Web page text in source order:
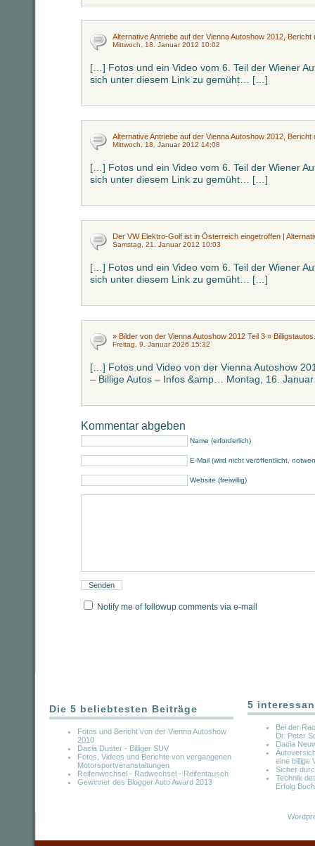
Alternative Antriebe auf der Vienna Autoshow 2012,
Mittwoch, 18. Januar 2012 10:02
[…] Fotos und ein Video vom 6. Teil der Wiener
sich unter diesem Link zu gemüht… […]
Alternative Antriebe auf der Vienna Autoshow 2012,
Mittwoch, 18. Januar 2012 14:08
[…] Fotos und ein Video vom 6. Teil der Wiener
sich unter diesem Link zu gemüht… […]
Der VW Elektro-Golf ist in Österreich eingetroffen |
Samstag, 21. Januar 2012 10:03
[…] Fotos und ein Video vom 6. Teil der Wiener
sich unter diesem Link zu gemüht… […]
» Bilder von der Vienna Autoshow 2012 Teil 3 »
Freitag, 9. Januar 2026 15:32
[…] Fotos und Video von der Vienna Autoshow
– Billige Autos – Infos &amp… Montag, 16.
Kommentar abgeben
Name (erforderlich)
E-Mail (wird nicht veröffentlicht,
Website (freiwillig)
Notify me of followup comments via e-mail
Die 5 beliebtesten Beiträge
Fotos und Bericht von der Vienna Autoshow
2010
Dacia Duster - Billiger SUV
Fotos, Videos und Berichte von vergangenen
Motorsportveranstaltungen
Reifenwechsel - Radwechsel - Reifentausch
Gewinner des Blogger Auto Award 2013
5
Bei der
Dr. Peter
Dacia
eine billige
Sicher
Technik
Erfolg Buch